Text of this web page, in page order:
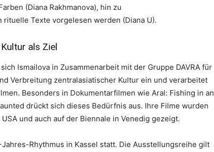
(Diana Rakhmanova), hin zu
Texte vorgelesen werden (Diana U).
als Ziel
Ismailova in Zusammenarbeit mit der Gruppe DAVRA für
Verbreitung zentralasiatischer Kultur ein und verarbeitet
Besonders in Dokumentarfilmen wie Aral: Fishing in an
drückt sich dieses Bedürfnis aus. Ihre Filme wurden
und auch auf der Biennale in Venedig gezeigt.
Rhythmus in Kassel statt. Die Ausstellungsreihe gilt